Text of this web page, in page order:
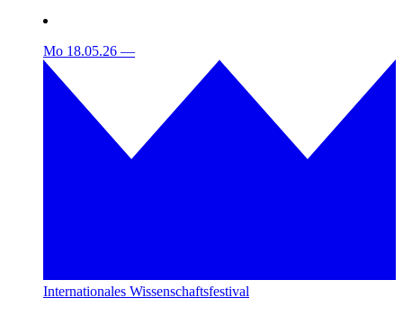
Mo 18.05.26 —
Internationales Wissenschaftsfestival